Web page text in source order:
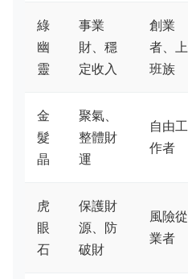
綠
幽
靈
事業
財、穩
定收入
創業
者、上
班族
金
髮
晶
聚氣、
整體財
運
自由工
作者
虎
眼
石
保護財
源、防
破財
風險從
業者